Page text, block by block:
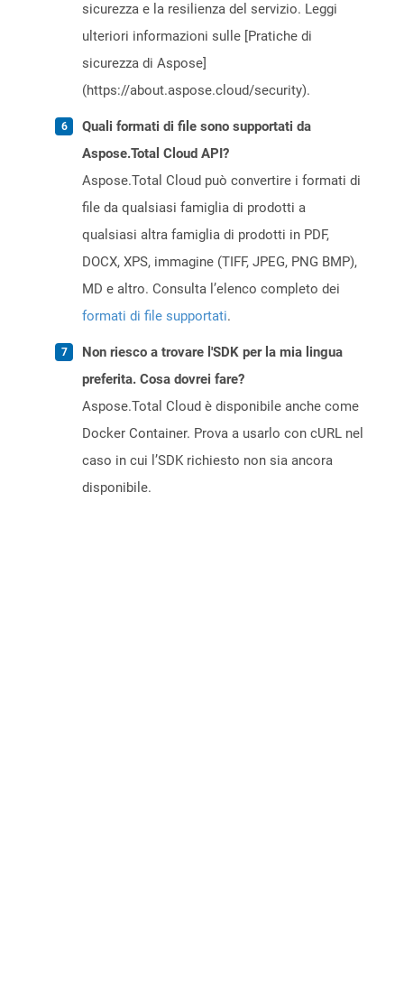
sicurezza e la resilienza del servizio. Leggi
ulteriori informazioni sulle [Pratiche di
sicurezza di Aspose]
(https://about.aspose.cloud/security).
Quali formati di file sono supportati da
Aspose.Total Cloud API?
Aspose.Total Cloud può convertire i formati di
file da qualsiasi famiglia di prodotti a
qualsiasi altra famiglia di prodotti in PDF,
DOCX, XPS, immagine (TIFF, JPEG, PNG BMP),
MD e altro. Consulta l’elenco completo dei
formati di file supportati.
Non riesco a trovare l'SDK per la mia lingua
preferita. Cosa dovrei fare?
Aspose.Total Cloud è disponibile anche come
Docker Container. Prova a usarlo con cURL nel
caso in cui l’SDK richiesto non sia ancora
disponibile.